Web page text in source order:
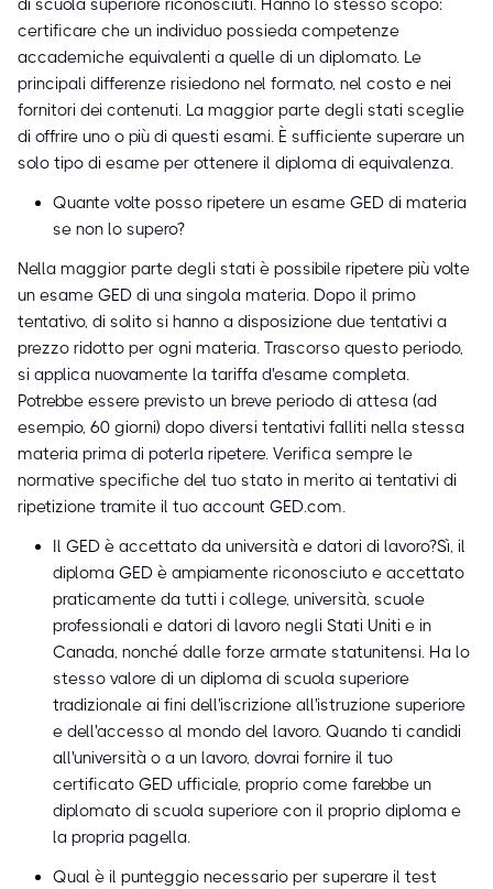
di scuola superiore riconosciuti. Hanno lo stesso scopo:
certificare che un individuo possieda competenze
accademiche equivalenti a quelle di un diplomato. Le
principali differenze risiedono nel formato, nel costo e nei
fornitori dei contenuti. La maggior parte degli stati sceglie
di offrire uno o più di questi esami. È sufficiente superare un
solo tipo di esame per ottenere il diploma di equivalenza.
Quante volte posso ripetere un esame GED di materia
se non lo supero?
Nella maggior parte degli stati è possibile ripetere più volte
un esame GED di una singola materia. Dopo il primo
tentativo, di solito si hanno a disposizione due tentativi a
prezzo ridotto per ogni materia. Trascorso questo periodo,
si applica nuovamente la tariffa d'esame completa.
Potrebbe essere previsto un breve periodo di attesa (ad
esempio, 60 giorni) dopo diversi tentativi falliti nella stessa
materia prima di poterla ripetere. Verifica sempre le
normative specifiche del tuo stato in merito ai tentativi di
ripetizione tramite il tuo account GED.com.
Il GED è accettato da università e datori di lavoro?Sì, il
diploma GED è ampiamente riconosciuto e accettato
praticamente da tutti i college, università, scuole
professionali e datori di lavoro negli Stati Uniti e in
Canada, nonché dalle forze armate statunitensi. Ha lo
stesso valore di un diploma di scuola superiore
tradizionale ai fini dell'iscrizione all'istruzione superiore
e dell'accesso al mondo del lavoro. Quando ti candidi
all'università o a un lavoro, dovrai fornire il tuo
certificato GED ufficiale, proprio come farebbe un
diplomato di scuola superiore con il proprio diploma e
la propria pagella.
Qual è il punteggio necessario per superare il test